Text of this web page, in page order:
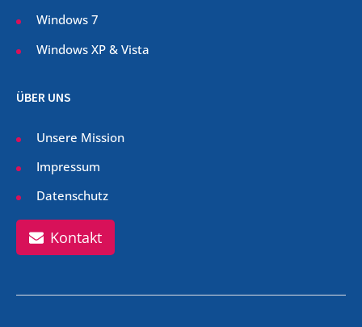
Windows 7
Windows XP & Vista
ÜBER UNS
Unsere Mission
Impressum
Datenschutz
Kontakt